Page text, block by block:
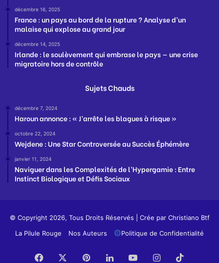
décembre 16, 2025
France : un pays au bord de la rupture ? Analyse d’un
malaise qui explose au grand jour
décembre 14, 2025
Irlande : le soulèvement qui embrase le pays — une crise
migratoire hors de contrôle
Sujets Chauds
décembre 7, 2024
Haroun annonce : « J’arrête les blagues à risque »
octobre 22, 2024
Wejdene : Une Star Controversée au Succès Éphémère
janvier 11, 2024
Naviguer dans les Complexités de l’Hypergamie : Entre
Instinct Biologique et Défis Sociaux
© Copyright 2026, Tous Droits Réservés | Crée par Christiano Btf
La Pilule Rouge
Nos Auteurs Politique de Confidentialité
Facebook PinterestLinkedinYouTubeInstagram